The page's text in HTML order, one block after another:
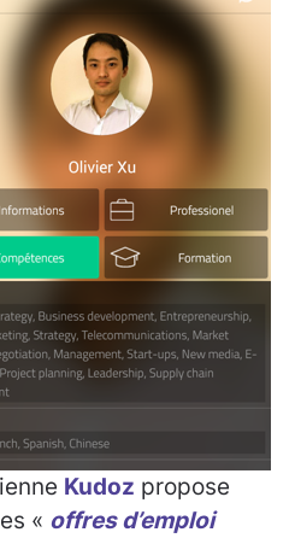
Kudoz propose
« offres d’emploi